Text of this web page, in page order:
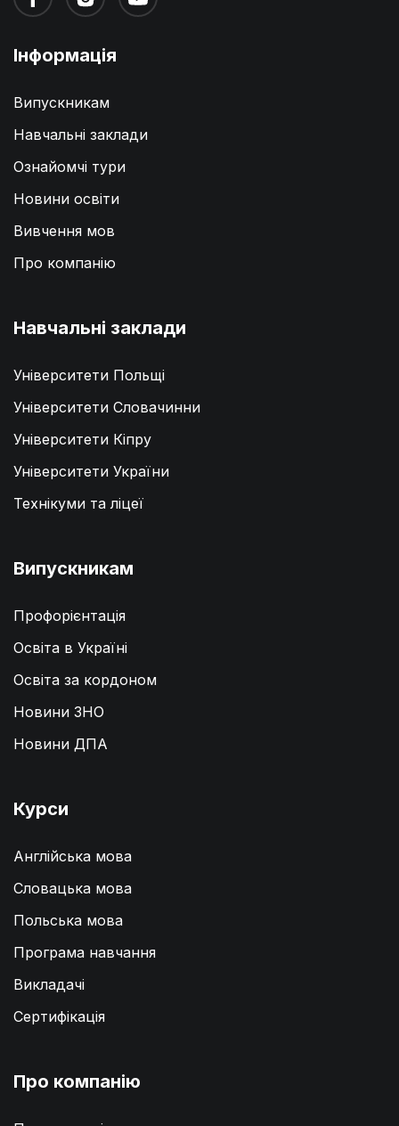
Інформація
Випускникам
Навчальні заклади
Ознайомчі тури
Новини освіти
Вивчення мов
Про компанію
Навчальні заклади
Університети Польщі
Університети Словачинни
Університети Кіпру
Університети України
Технікуми та ліцеї
Випускникам
Профорієнтація
Освіта в Україні
Освіта за кордоном
Новини ЗНО
Новини ДПА
Курси
Англійська мова
Словацька мова
Польська мова
Програма навчання
Викладачі
Сертифікація
Про компанію